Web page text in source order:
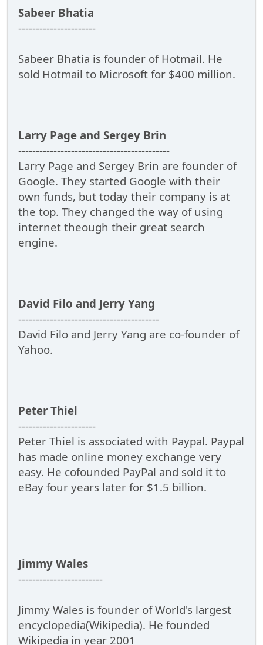
Sabeer Bhatia
----------------------
Sabeer Bhatia is founder of Hotmail. He
sold Hotmail to Microsoft for $400 million.
Larry Page and Sergey Brin
-------------------------------------------
Larry Page and Sergey Brin are founder of
Google. They started Google with their
own funds, but today their company is at
the top. They changed the way of using
internet theough their great search
engine.
David Filo and Jerry Yang
----------------------------------------
David Filo and Jerry Yang are co-founder of
Yahoo.
Peter Thiel
----------------------
Peter Thiel is associated with Paypal. Paypal
has made online money exchange very
easy. He cofounded PayPal and sold it to
eBay four years later for $1.5 billion.
Jimmy Wales
------------------------
Jimmy Wales is founder of World's largest
encyclopedia(Wikipedia). He founded
Wikipedia in year 2001